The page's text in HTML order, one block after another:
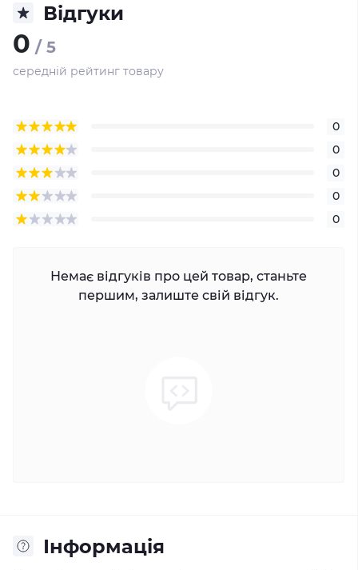
Відгуки
0 / 5
середній рейтинг товару
0
0
0
0
0
Немає відгуків про цей товар, станьте
першим, залиште свій відгук.
Інформація